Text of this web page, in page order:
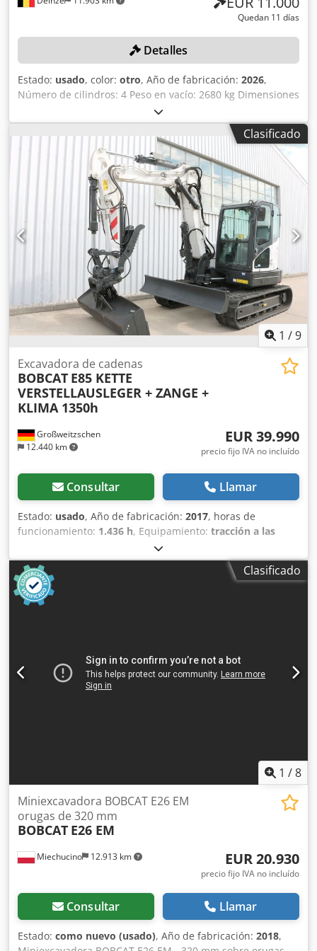
Quedan 11 días
Detalles
Estado: usado, color: otro, Año de fabricación: 2026,
Número de cilindros: 4 Peso en vacío: 2680 kg Dimensiones
(largo x ancho x alto): 337 x 172 x 197 cm Sistema de
cambio rápido: sí Crsdpfx Anszrv Uls Hsf Peso propio: 2680
kg Dimensiones de transporte: 3378 x 1727 x 1972 mm
Marca y modelo del motor: Kubota V2403 Potencia: 36,5 kW
/ 48,9 CV Cilindros: 4 Tamaño de los neumáticos: ruedas
delanteras y traseras: 30x10-16 Ancho de la pala: 1730 mm
Equipamiento: sistema de cambio rápido mecánico
Función adicional: Sin certificación ni registro CE Sin
documentación
Clasificado
1 /9
Großweitzschen
12.440 km
Excavadora de cadenas
BOBCAT E85 KETTE
VERSTELLAUSLEGER + ZANGE +
KLIMA 1350h
EUR 39.990
precio fijo IVA no incluído
Consultar Llamar
Estado: usado, Año de fabricación: 2017, horas de
funcionamiento: 1.436 h, Equipamiento: tracción a las
, Ofrecemos una máquina E85 poco común,
no procedente de una empresa de construcción pequeña,
con aire acondicionado. * BRAZO EXTENDIBLE con
PINZA/DEDO * Pala hidráulica para excavación, disponible
como opción, en stock con un precio adicional justo. *
2025 en BOBCAT. * Motor diésel de 44 kW, fabricante
Yanmar. * Tuberías para herramientas adicionales. *
Sistema de cambio rápido. * Faros adicionales. * Estado de
de alquilar con opción a compra de vehículos de todo
tipo.---- Crodpfezr Avvox An Hsf
Clasificado
1 /8
Miechucino 12.913 km
Miniexcavadora BOBCAT E26 EM
orugas de 320 mm
BOBCAT E26 EM
EUR 20.930
precio fijo IVA no incluído
Consultar Llamar
Estado: como nuevo (usado), Año de fabricación: 2018,